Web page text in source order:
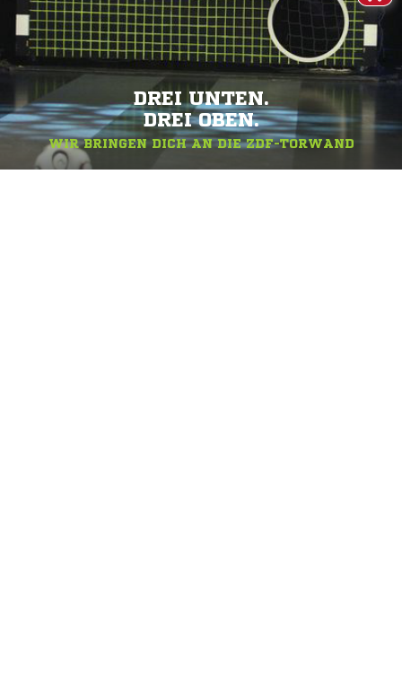
DREI UNTEN.
DREI OBEN.
WIR BRINGEN DICH AN DIE ZDF-TORWAND